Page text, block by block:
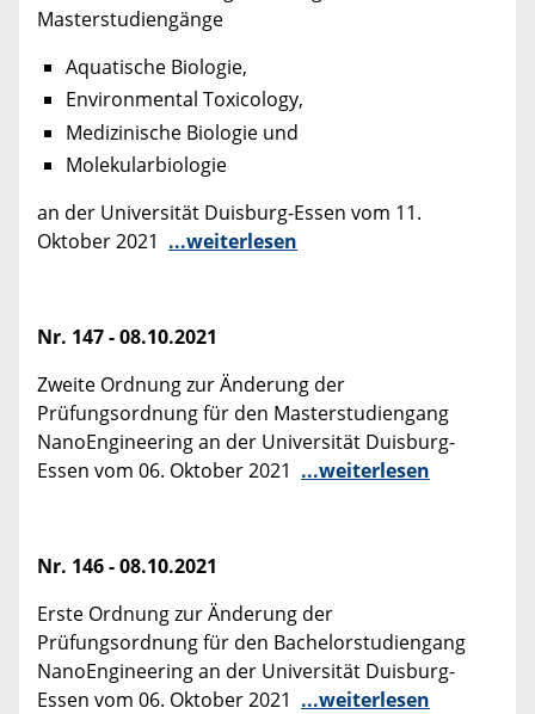
Masterstudiengänge
Aquatische Biologie,
Environmental Toxicology,
Medizinische Biologie und
Molekularbiologie
an der Universität Duisburg-Essen vom 11.
Oktober 2021 ...weiterlesen
Nr. 147 - 08.10.2021
Zweite Ordnung zur Änderung der
Prüfungsordnung für den Masterstudiengang
NanoEngineering an der Universität Duisburg-
Essen vom 06. Oktober 2021 ...weiterlesen
Nr. 146 - 08.10.2021
Erste Ordnung zur Änderung der
Prüfungsordnung für den Bachelorstudiengang
NanoEngineering an der Universität Duisburg-
Essen vom 06. Oktober 2021 ...weiterlesen